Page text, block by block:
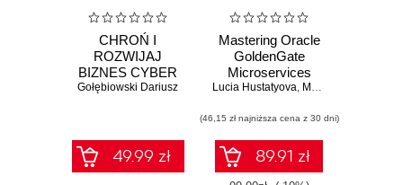
CHROŃ I
ROZWIJAJ
BIZNES CYBER
AI Księga 1
Gołębiowski Dariusz
49.99 zł
Mastering Oracle
GoldenGate
Microservices
Lucia Hustatyova, Mariami Kupatadze
(46,15 zł najniższa cena z 30 dni)
89.91 zł